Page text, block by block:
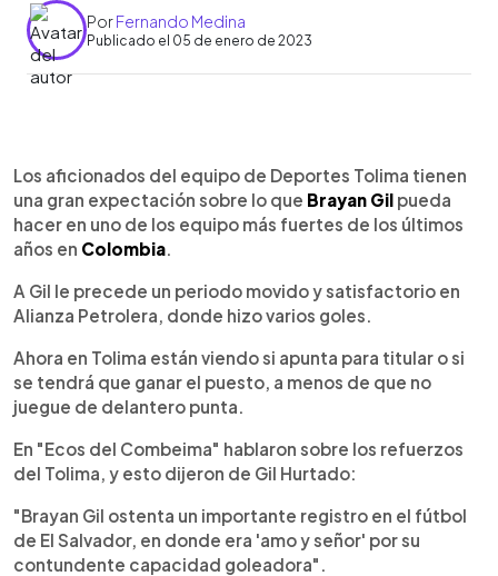
PorFernando Medina
Publicado el 05 de enero de 2023
► Escuchar artículo
Los aficionados del equipo de Deportes Tolima tienen
una gran expectación sobre lo que Brayan Gil pueda
hacer en uno de los equipo más fuertes de los últimos
años en Colombia.
A Gil le precede un periodo movido y satisfactorio en
Alianza Petrolera, donde hizo varios goles.
Ahora en Tolima están viendo si apunta para titular o si
se tendrá que ganar el puesto, a menos de que no
juegue de delantero punta.
En "Ecos del Combeima" hablaron sobre los refuerzos
del Tolima, y esto dijeron de Gil Hurtado:
"Brayan Gil ostenta un importante registro en el fútbol
de El Salvador, en donde era 'amo y señor' por su
contundente capacidad goleadora".